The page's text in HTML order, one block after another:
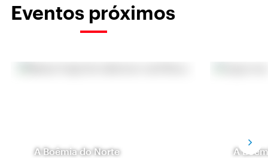
Eventos próximos
A Boêmia do Norte
A